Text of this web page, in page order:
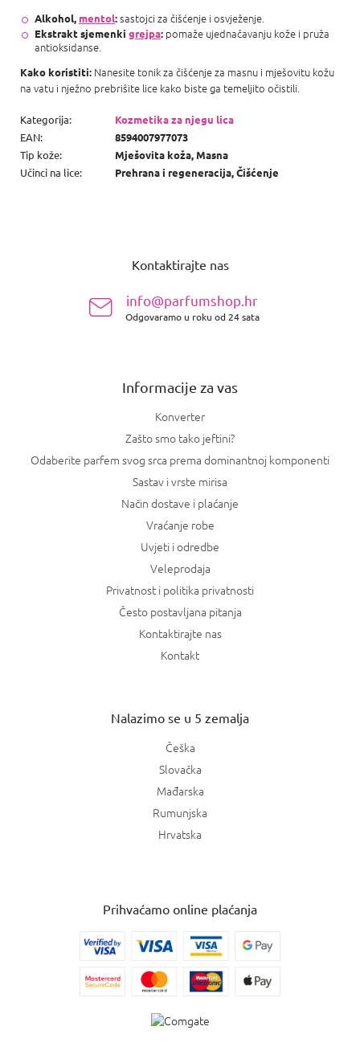
Alkohol, mentol:sastojci za čišćenje i osvježenje.
Ekstrakt sjemenki grejpa: pomaže ujednačavanju kože i pruža
antioksidanse.
Kako koristiti: Nanesite tonik za čišćenje za masnu i mješovitu kožu
na vatu i nježno prebrišite lice kako biste ga temeljito očistili.
Kategorija:
Kozmetika za njegu lica
EAN:
8594007977073
Tip kože:
Mješovita koža, Masna
Učinci na lice: Prehrana i regeneracija, Čišćenje
Kontaktirajte nas
info@parfumshop.hr
Odgovaramo u roku od 24 sata
Informacije za vas
Konverter
Zašto smo tako jeftini?
Odaberite parfem svog srca prema dominantnoj komponenti
Sastav i vrste mirisa
Način dostave i plaćanje
Vraćanje robe
Uvjeti i odredbe
Veleprodaja
Privatnost i politika privatnosti
Često postavljana pitanja
Kontaktirajte nas
Kontakt
Nalazimo se u 5 zemalja
Češka
Slovačka
Mađarska
Rumunjska
Hrvatska
Prihvaćamo online plaćanja